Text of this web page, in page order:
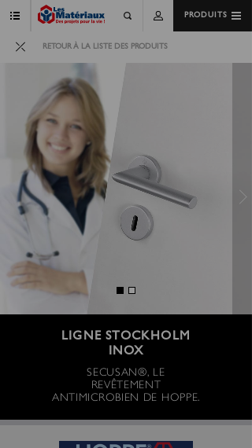
PRODUITS
RETOUR À LA LISTE DES PRODUITS
LIGNE STOCKHOLM
INOX
SECUSAN®, LE
REVÊTEMENT
ANTIMICROBIEN DE HOPPE.